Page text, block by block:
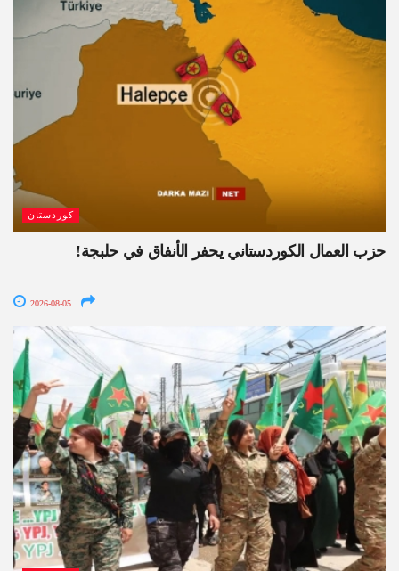
كوردستان
حزب العمال الكوردستاني يحفر الأنفاق في حلبجة!
2026-08-05